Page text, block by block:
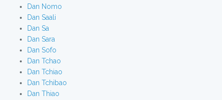
Dan Nomo
Dan Saali
Dan Sa
Dan Sara
Dan Sofo
Dan Tchao
Dan Tchiao
Dan Tchibao
Dan Thiao